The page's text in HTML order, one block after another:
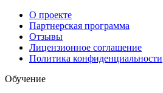
О проекте
Партнерская программа
Отзывы
Лицензионное соглашение
Политика конфиденциальности
Обучение